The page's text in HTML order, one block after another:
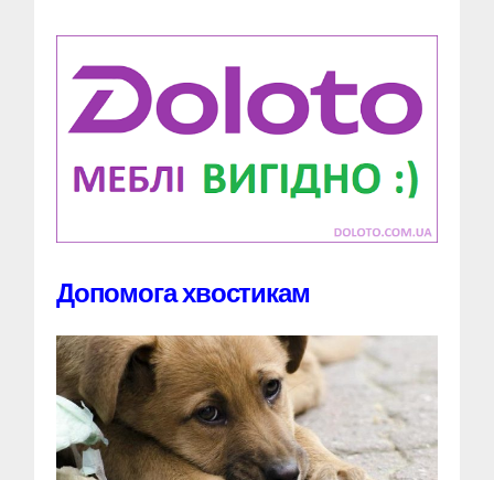
Допомога хвостикам